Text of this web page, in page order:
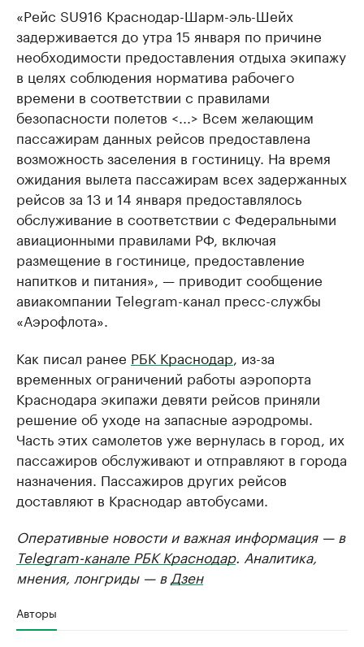
«Рейс SU916 Краснодар-Шарм-эль-Шейх
задерживается до утра 15 января по причине
необходимости предоставления отдыха экипажу
в целях соблюдения норматива рабочего
времени в соответствии с правилами
безопасности полетов <...> Всем желающим
пассажирам данных рейсов предоставлена
возможность заселения в гостиницу. На время
ожидания вылета пассажирам всех задержанных
рейсов за 13 и 14 января предоставлялось
обслуживание в соответствии с Федеральными
авиационными правилами РФ, включая
размещение в гостинице, предоставление
напитков и питания», — приводит сообщение
авиакомпании Telegram-канал пресс-службы
«Аэрофлота».
Как писал ранее РБК Краснодар , из-за
временных ограничений работы аэропорта
Краснодара экипажи девяти рейсов приняли
решение об уходе на запасные аэродромы.
Часть этих самолетов уже вернулась в город, их
пассажиров обслуживают и отправляют в города
назначения. Пассажиров других рейсов
доставляют в Краснодар автобусами.
Оперативные новости и важная информация — в
Telegram-канале РБК Краснодар. Аналитика,
мнения, лонгриды — в Дзен
Авторы